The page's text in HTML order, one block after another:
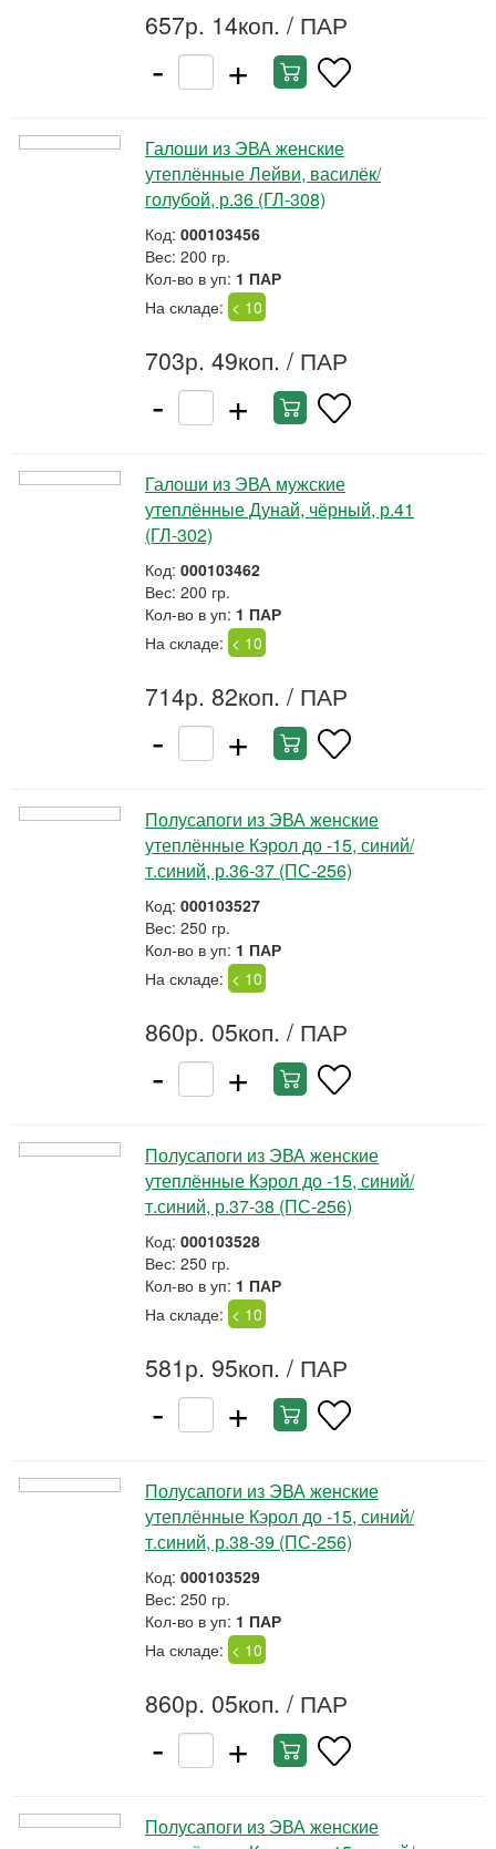
657р. 14коп. / ПАР
- +
Галоши из ЭВА женские
утеплённые Лейви, василёк/
голубой, р.36 (ГЛ-308)
Код: 000103456
Вес: 200 гр.
Кол-во в уп: 1 ПАР
На складе: < 10
703р. 49коп. / ПАР
- +
Галоши из ЭВА мужские
утеплённые Дунай, чёрный, р.41
(ГЛ-302)
Код: 000103462
Вес: 200 гр.
Кол-во в уп: 1 ПАР
На складе: < 10
714р. 82коп. / ПАР
- +
Полусапоги из ЭВА женские
утеплённые Кэрол до -15, синий/
т.синий, р.36-37 (ПС-256)
Код: 000103527
Вес: 250 гр.
Кол-во в уп: 1 ПАР
На складе: < 10
860р. 05коп. / ПАР
- +
Полусапоги из ЭВА женские
утеплённые Кэрол до -15, синий/
т.синий, р.37-38 (ПС-256)
Код: 000103528
Вес: 250 гр.
Кол-во в уп: 1 ПАР
На складе: < 10
581р. 95коп. / ПАР
- +
Полусапоги из ЭВА женские
утеплённые Кэрол до -15, синий/
т.синий, р.38-39 (ПС-256)
Код: 000103529
Вес: 250 гр.
Кол-во в уп: 1 ПАР
На складе: < 10
860р. 05коп. / ПАР
- +
Полусапоги из ЭВА женские